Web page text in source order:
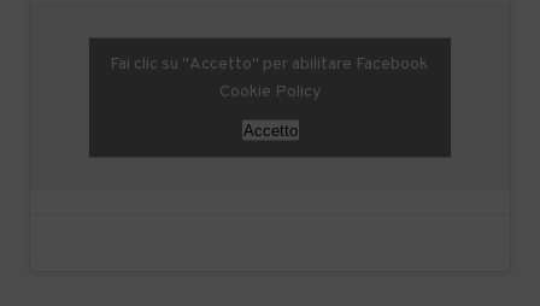
Fai clic su "Accetto" per abilitare Facebook
Cookie Policy
Accetto